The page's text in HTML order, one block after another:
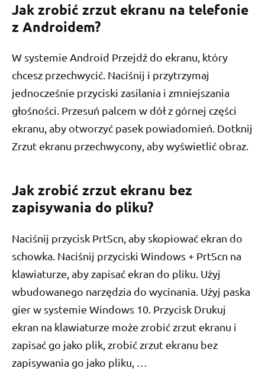
Jak zrobić zrzut ekranu na telefonie
z Androidem?
W systemie Android Przejdź do ekranu, który
chcesz przechwycić. Naciśnij i przytrzymaj
jednocześnie przyciski zasilania i zmniejszania
głośności. Przesuń palcem w dół z górnej części
ekranu, aby otworzyć pasek powiadomień. Dotknij
Zrzut ekranu przechwycony, aby wyświetlić obraz.
Jak zrobić zrzut ekranu bez
zapisywania do pliku?
Naciśnij przycisk PrtScn, aby skopiować ekran do
schowka. Naciśnij przyciski Windows + PrtScn na
klawiaturze, aby zapisać ekran do pliku. Użyj
wbudowanego narzędzia do wycinania. Użyj paska
gier w systemie Windows 10. Przycisk Drukuj
ekran na klawiaturze może zrobić zrzut ekranu i
zapisać go jako plik, zrobić zrzut ekranu bez
zapisywania go jako pliku, …